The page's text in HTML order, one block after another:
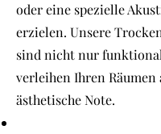
oder eine spezielle
erzielen. Unsere
sind nicht nur
verleihen Ihren Räumen
ästhetische Note.